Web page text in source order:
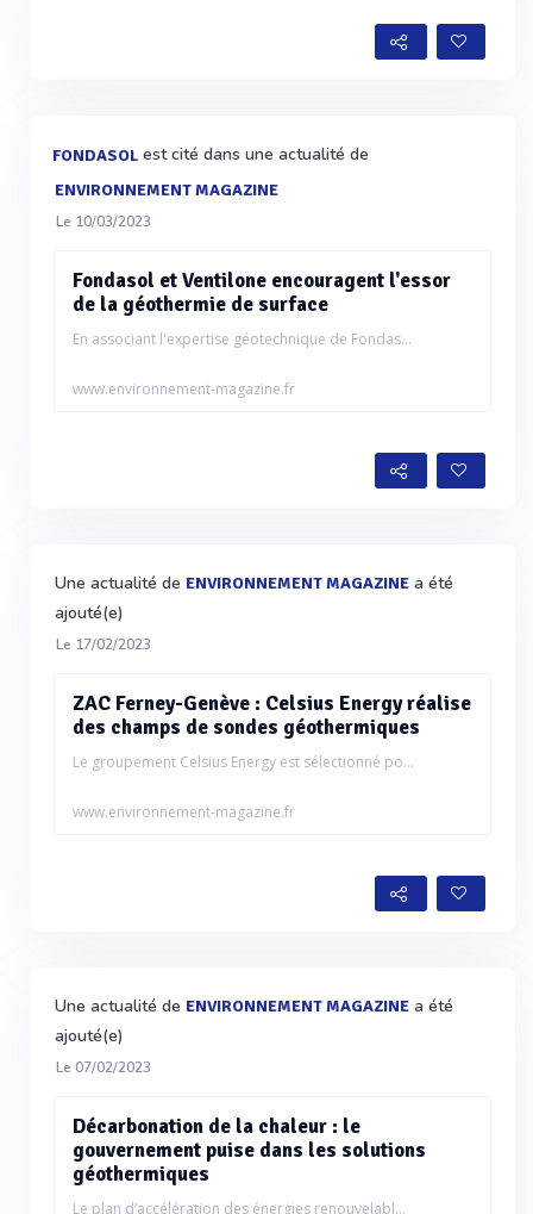
FONDASOL est cité dans une actualité de
ENVIRONNEMENT MAGAZINE
Le 10/03/2023
Fondasol et Ventilone encouragent l'essor
de la géothermie de surface
En associant l'expertise géotechnique de Fondas...
www.environnement-magazine.fr
Une actualité de ENVIRONNEMENT MAGAZINE a été
ajouté(e)
Le 17/02/2023
ZAC Ferney-Genève : Celsius Energy réalise
des champs de sondes géothermiques
Le groupement Celsius Energy est sélectionné po...
www.environnement-magazine.fr
Une actualité de ENVIRONNEMENT MAGAZINE a été
ajouté(e)
Le 07/02/2023
Décarbonation de la chaleur : le
gouvernement puise dans les solutions
géothermiques
Le plan d’accélération des énergies renouvelabl...